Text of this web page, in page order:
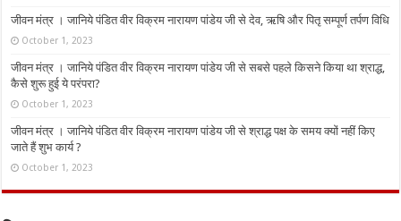
जीवन मंत्र । जानिये पंडित वीर विक्रम नारायण पांडेय जी से देव, ऋषि और पितृ सम्पूर्ण तर्पण विधि
October 1, 2023
जीवन मंत्र । जानिये पंडित वीर विक्रम नारायण पांडेय जी से सबसे पहले किसने किया था श्राद्ध,
कैसे शुरू हुई ये परंपरा?
October 1, 2023
जीवन मंत्र । जानिये पंडित वीर विक्रम नारायण पांडेय जी से श्राद्ध पक्ष के समय क्यों नहीं किए
जाते हैं शुभ कार्य ?
October 1, 2023